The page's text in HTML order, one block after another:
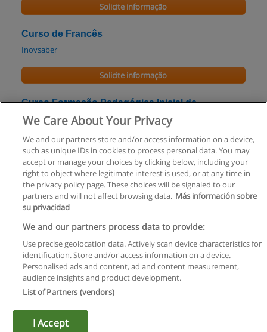
Solicite informação
Curso de Francês
Inovsaber
Solicite informação
Curso Formação Pedagógica Inicial de
Formadores - CCP
Solicite informação
Regras de uso
Privacidade de dados
Entrar em contato com Educaedu
Copyright © Educaedu Business S.L. - CIF : B-95610580: -
We Care About Your Privacy
We and our partners store and/or access information on a device,
such as unique IDs in cookies to process personal data. You may
accept or manage your choices by clicking below, including your
right to object where legitimate interest is used, or at any time in
the privacy policy page. These choices will be signaled to our
partners and will not affect browsing data. Más información sobre
su privacidad
We and our partners process data to provide:
Use precise geolocation data. Actively scan device characteristics for
identification. Store and/or access information on a device.
Personalised ads and content, ad and content measurement,
audience insights and product development.
List of Partners (vendors)
I Accept